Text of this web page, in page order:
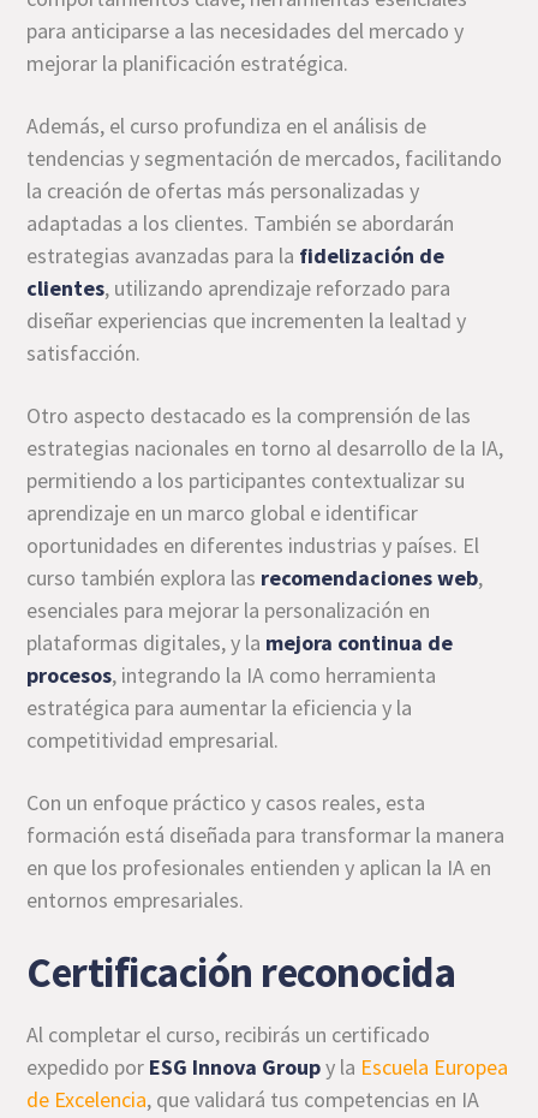
para anticiparse a las necesidades del mercado y
mejorar la planificación estratégica.
Además, el curso profundiza en el análisis de
tendencias y segmentación de mercados, facilitando
la creación de ofertas más personalizadas y
adaptadas a los clientes. También se abordarán
estrategias avanzadas para la fidelización de
clientes, utilizando aprendizaje reforzado para
diseñar experiencias que incrementen la lealtad y
satisfacción.
Otro aspecto destacado es la comprensión de las
estrategias nacionales en torno al desarrollo de la IA,
permitiendo a los participantes contextualizar su
aprendizaje en un marco global e identificar
oportunidades en diferentes industrias y países. El
curso también explora las recomendaciones web,
esenciales para mejorar la personalización en
plataformas digitales, y la mejora continua de
procesos, integrando la IA como herramienta
estratégica para aumentar la eficiencia y la
competitividad empresarial.
Con un enfoque práctico y casos reales, esta
formación está diseñada para transformar la manera
en que los profesionales entienden y aplican la IA en
entornos empresariales.
Certificación reconocida
Al completar el curso, recibirás un certificado
expedido por ESG Innova Groupy la Escuela Europea
de Excelencia, que validará tus competencias en IA